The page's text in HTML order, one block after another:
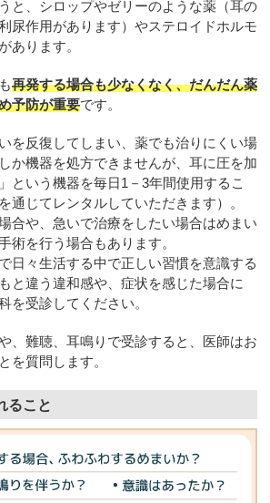
と、シロップやゼリーのような薬（耳の
尿作用があります）やステロイドホルモ
あります。
再発する場合も少なくなく、だんだん薬
予防が重要です。
を反復してしまい、薬でも治りにくい場
か機器を処方できませんが、耳に圧を加
という機器を毎日1－3年間使用するこ
通じてレンタルしていただきます）。
合や、急いで治療をしたい場合はめまい
術を行う場合もあります。
日々生活する中で正しい習慣を意識する
と違う違和感や、症状を感じた場合に
を受診してください。
、難聴、耳鳴りで受診すると、医師はお
を質問します。
ること